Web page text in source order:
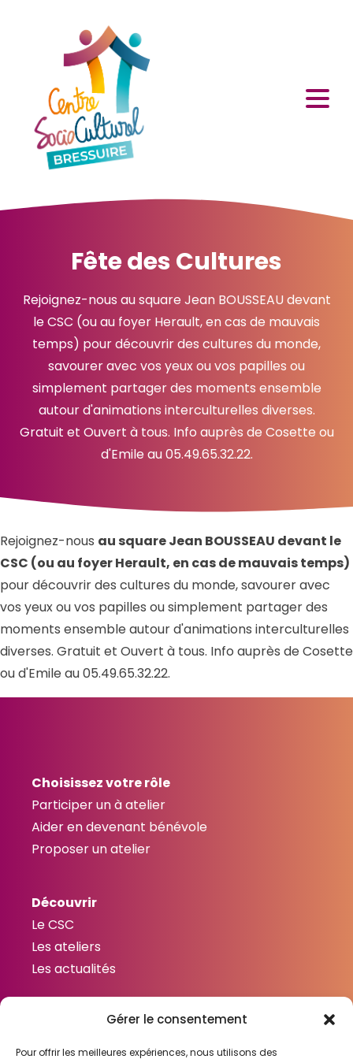
Gérer le consentement
Pour offrir les meilleures expériences, nous utilisons des
Fête des Cultures
Rejoignez-nous au square Jean BOUSSEAU devant
le CSC (ou au foyer Herault, en cas de mauvais
temps) pour découvrir des cultures du monde,
savourer avec vos yeux ou vos papilles ou
simplement partager des moments ensemble
autour d'animations interculturelles diverses.
Gratuit et Ouvert à tous. Info auprès de Cosette ou
d'Emile au 05.49.65.32.22.
Rejoignez-nous au square Jean BOUSSEAU devant le
CSC (ou au foyer Herault, en cas de mauvais temps)
pour découvrir des cultures du monde, savourer avec
vos yeux ou vos papilles ou simplement partager des
moments ensemble autour d'animations interculturelles
diverses. Gratuit et Ouvert à tous. Info auprès de Cosette
ou d'Emile au 05.49.65.32.22.
Choisissez votre rôle
Participer un à atelier
Aider en devenant bénévole
Proposer un atelier
Découvrir
Le CSC
Les ateliers
Les actualités
Contactez-nous
Contact